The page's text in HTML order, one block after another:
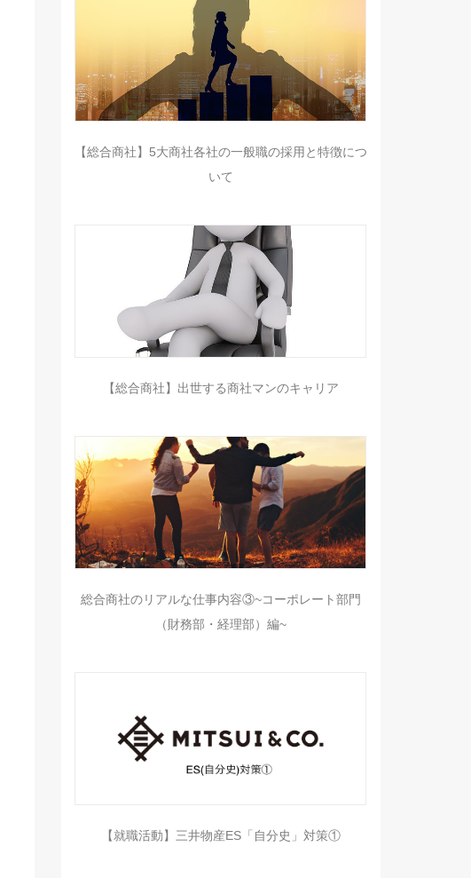
【総合商社】5大商社各社の一般職の採用と特徴につ
いて
【総合商社】出世する商社マンのキャリア
総合商社のリアルな仕事内容③~コーポレート部門
（財務部・経理部）編~
【就職活動】三井物産ES「自分史」対策①